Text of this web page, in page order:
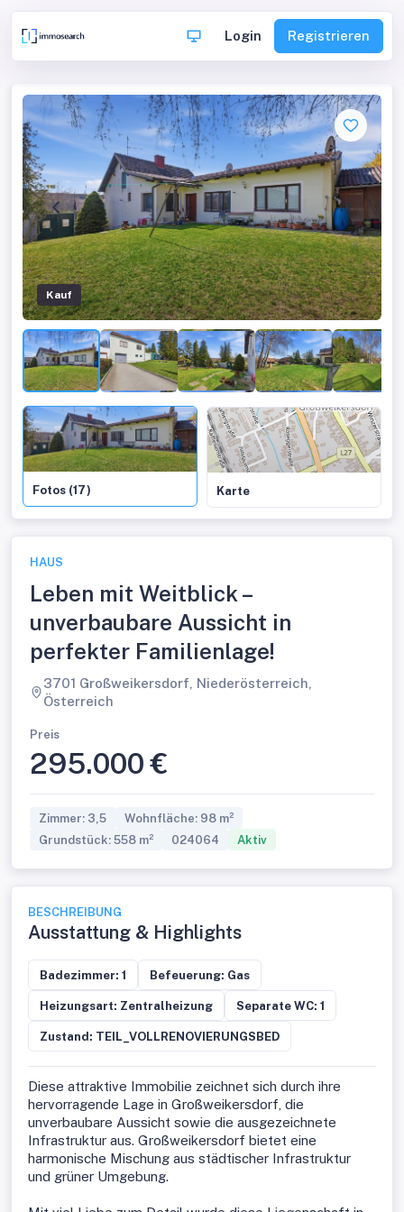
Login Registrieren
Kauf
Fotos (17) Karte
HAUS
Leben mit Weitblick –
unverbaubare Aussicht in
perfekter Familienlage!
3701 Großweikersdorf, Niederösterreich,
Österreich
Preis
295.000 €
Zimmer: 3,5
Wohnfläche: 98 m²
Grundstück: 558 m²
024064 Aktiv
BESCHREIBUNG
Ausstattung & Highlights
Badezimmer: 1 Befeuerung: Gas
Heizungsart: Zentralheizung Separate WC: 1
Zustand: TEIL_VOLLRENOVIERUNGSBED
Diese attraktive Immobilie zeichnet sich durch ihre
hervorragende Lage in Großweikersdorf, die
unverbaubare Aussicht sowie die ausgezeichnete
Infrastruktur aus. Großweikersdorf bietet eine
harmonische Mischung aus städtischer Infrastruktur
und grüner Umgebung.